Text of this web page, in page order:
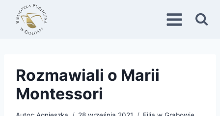
Przejdź
treści
Rozmawiali o Marii
Montessori